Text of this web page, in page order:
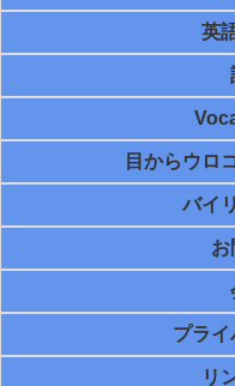
英
目からウロ
バイ
お
プラ
リ